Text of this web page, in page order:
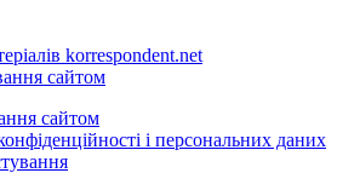
korrespondent.net
сайтом
сайтом
і персональних даних